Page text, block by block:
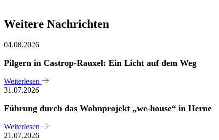
Weitere Nachrichten
04.08.2026
Pilgern in Castrop-Rauxel: Ein Licht auf dem Weg
Weiterlesen
31.07.2026
Führung durch das Wohnprojekt „we-house“ in Herne
Weiterlesen
21.07.2026